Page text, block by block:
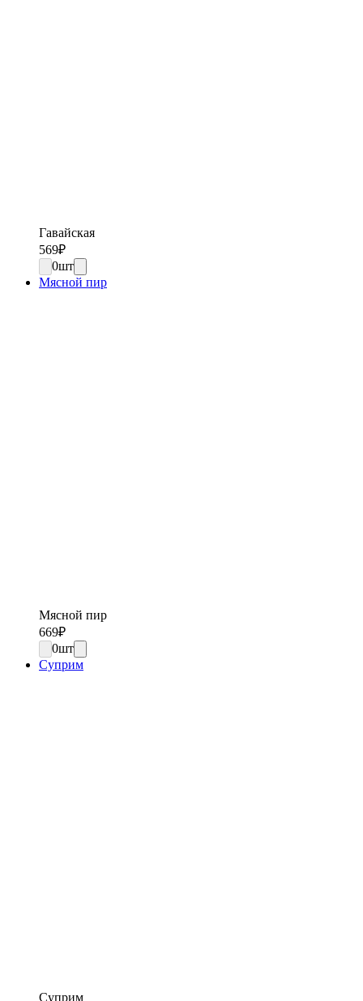
Гавайская
569₽
0шт
Мясной пир
Мясной пир
669₽
0шт
Суприм
Суприм